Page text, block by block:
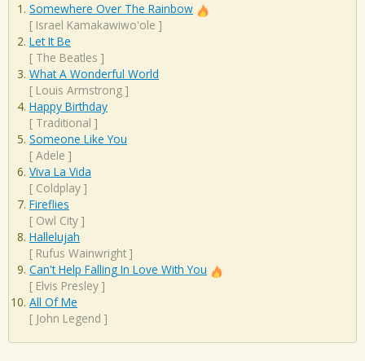
Somewhere Over The Rainbow
[ Israel Kamakawiwo'ole ]
Let It Be
[ The Beatles ]
What A Wonderful World
[ Louis Armstrong ]
Happy Birthday
[ Traditional ]
Someone Like You
[ Adele ]
Viva La Vida
[ Coldplay ]
Fireflies
[ Owl City ]
Hallelujah
[ Rufus Wainwright ]
Can't Help Falling In Love With You
[ Elvis Presley ]
All Of Me
[ John Legend ]